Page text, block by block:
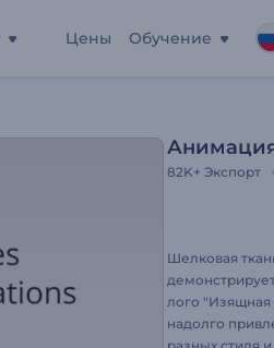
Цены Обучение
82K+ Экспорт
Шелковая
лого "Изящная
надолго